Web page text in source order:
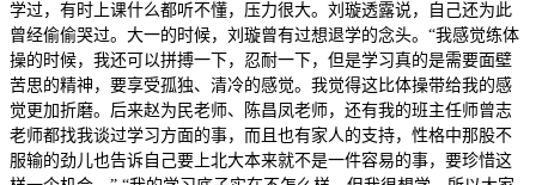
学过，有时上课什么都听不懂，压力很大。刘璇透露说，自己还为此
曾经偷偷哭过。大一的时候，刘璇曾有过想退学的念头。“我感觉练体
操的时候，我还可以拼搏一下，忍耐一下，但是学习真的是需要面壁
苦思的精神，要享受孤独、清冷的感觉。我觉得这比体操带给我的感
觉更加折磨。后来赵为民老师、陈昌凤老师，还有我的班主任师曾志
老师都找我谈过学习方面的事，而且也有家人的支持，性格中那股不
服输的劲儿也告诉自己要上北大本来就不是一件容易的事，要珍惜这